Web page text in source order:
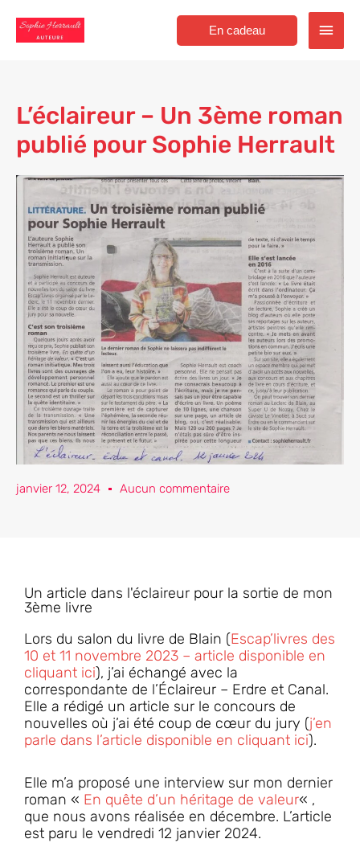
contenu
Menu
En cadeau
L’éclaireur – Un 3ème roman
publié pour Sophie Herrault
janvier 12, 2024 Aucun commentaire
Un article dans l'éclaireur pour la sortie de mon
3ème livre
Lors du salon du livre de Blain (Escap’livres des
10 et 11 novembre 2023 – article disponible en
cliquant ici), j’ai échangé avec la
correspondante de l’Éclaireur – Erdre et Canal.
Elle a rédigé un article sur le concours de
nouvelles où j’ai été coup de cœur du jury (j’en
parle dans l’article disponible en cliquant ici).
Elle m’a proposé une interview sur mon dernier
roman « En quête d’un héritage de valeur« ,
que nous avons réalisée en décembre. L’article
est paru le vendredi 12 janvier 2024.